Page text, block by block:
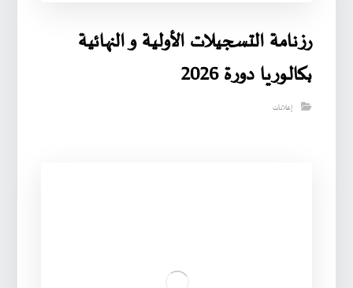
رزنامة التسجيلات الأولية و النهائية
بكالوريا دورة 2026
إعلانات